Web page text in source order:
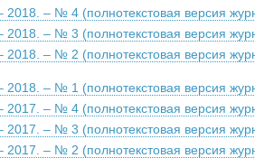
2018. – № 4 (полнотекстовая версия
2018. – № 3 (полнотекстовая версия
2018. – № 2 (полнотекстовая версия
2018. – № 1 (полнотекстовая версия
2017. – № 4 (полнотекстовая версия
2017. – № 3 (полнотекстовая версия
2017. – № 2 (полнотекстовая версия